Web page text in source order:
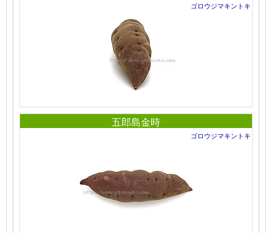
ゴロウジマキントキ
五郎島金時
ゴロウジマキントキ